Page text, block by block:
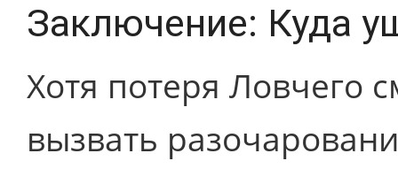
Заключение: Куда
Хотя потеря Ловчего
вызвать